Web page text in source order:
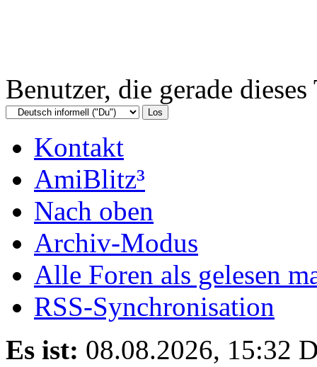
Benutzer, die gerade
Kontakt
AmiBlitz³
Nach oben
Archiv-Modus
Alle Foren als gelesen
RSS-Synchronisation
Es ist: 08.08.2026, 15:32